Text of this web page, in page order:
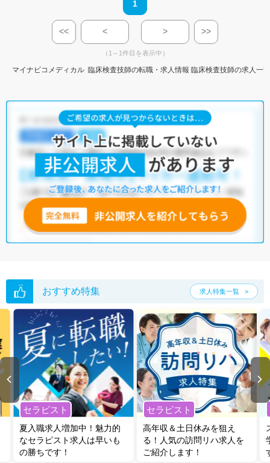
1
<< < > >>
（1～1件目を表示中）
マイナビコメディカル 臨床検査技師の転職・求人情報 臨床検査技師の求人一覧
おすすめ特集 求人特集一覧
セラピスト
夏入職求人増加中！魅力的
なセラピスト求人は早いも
の勝ちです！
セラピスト
高年収＆土日休みを狙え
る！人気の訪問リハ求人を
ご紹介します！